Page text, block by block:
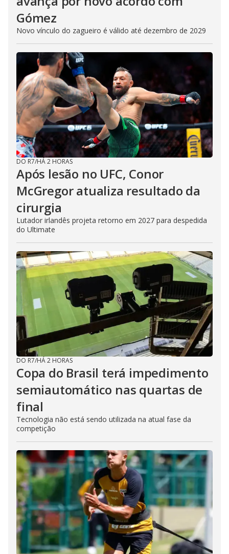
Gómez
Novo vínculo do zagueiro é válido até dezembro de 2029
DO R7/HÁ 2 HORAS
Após lesão no UFC, Conor
McGregor atualiza resultado da
cirurgia
Lutador irlandês projeta retorno em 2027 para despedida
do Ultimate
DO R7/HÁ 2 HORAS
Copa do Brasil terá impedimento
semiautomático nas quartas de
final
Tecnologia não está sendo utilizada na atual fase da
competição